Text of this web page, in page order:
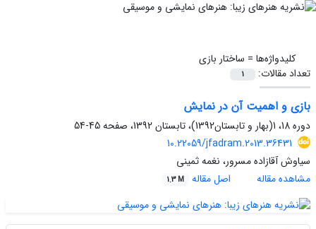
کلیدواژه‌ها = ساختار بازی
تعداد مقالات:
1
بازی و اهمیت آن در نمایش
دوره 18، 1(بهار و تابستان1392)، تابستان 1392، صفحه
45-54
10.22059/jfadram.2013.36431
سیاوش آقازاده مسرور، نغمه ثمینی
مشاهده مقاله
اصل مقاله 1.3 M